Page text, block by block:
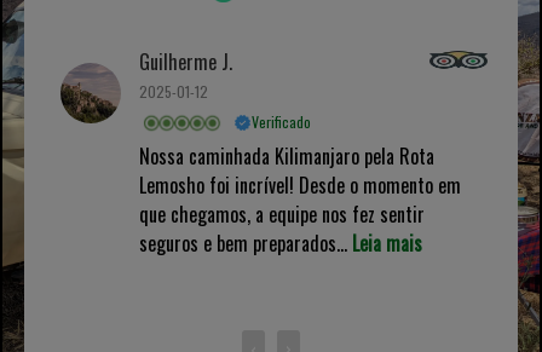
Guilherme J.
2025-01-12
Verificado
Nossa caminhada Kilimanjaro pela Rota
Lemosho foi incrível! Desde o momento em
que chegamos, a equipe nos fez sentir
seguros e bem preparados... Leia mais